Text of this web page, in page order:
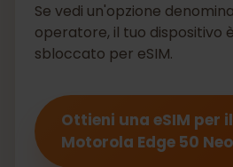
Se vedi un'opzione
operatore, il tuo dispositivo
sbloccato per eSIM.
Ottieni una eSIM per
Motorola Edge 50